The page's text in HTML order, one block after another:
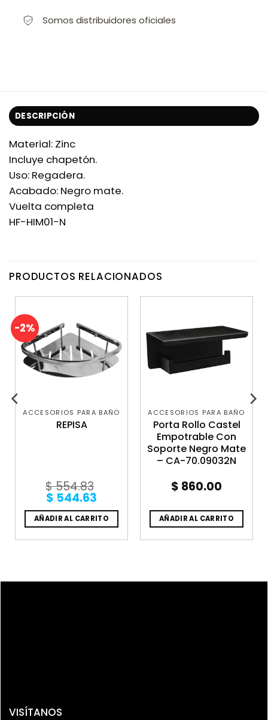
Somos distribuidores oficiales
DESCRIPCIÓN
Material: Zinc
Incluye chapetón.
Uso: Regadera.
Acabado: Negro mate.
Vuelta completa
HF-HIM01-N
PRODUCTOS RELACIONADOS
-2%
ACCESORIOS PARA BAÑO
REPISA
$554.83
Original
price
was:
$ 554.83.
$ 544.63
price
is:
$ 544.63.
AÑADIR AL CARRITO
ACCESORIOS PARA BAÑO
Porta Rollo Castel
Empotrable Con
Soporte Negro Mate
– CA-70.09032N
$ 860.00
AÑADIR AL CARRITO
VISÍTANOS